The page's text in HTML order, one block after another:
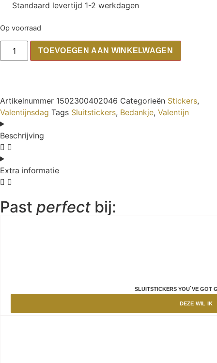
Standaard levertijd 1-2 werkdagen
Op voorraad
TOEVOEGEN AAN WINKELWAGEN
Artikelnummer 1502300402046 Categorieën Stickers,
Valentijnsdag Tags Sluitstickers, Bedankje, Valentijn
Beschrijving
Extra informatie
Past perfect bij:
SLUITSTICKERS YOU`VE GOT
DEZE WIL IK